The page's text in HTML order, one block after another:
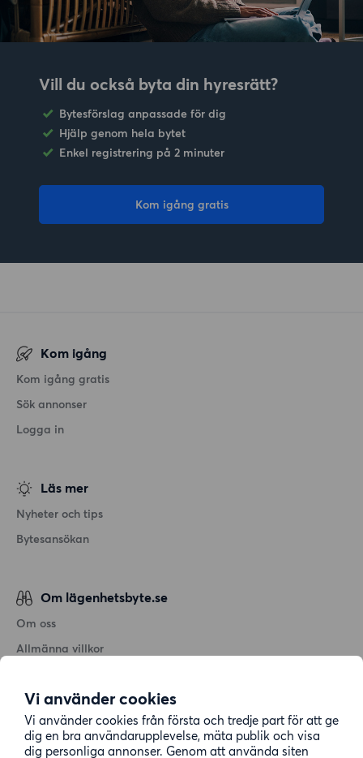
Vi använder cookies
Vi använder cookies från första och tredje part för att ge
dig en bra användarupplevelse, mäta publik och visa
dig personliga annonser. Genom att använda siten
Vill du också byta din hyresrätt?
Bytesförslag anpassade för dig
Hjälp genom hela bytet
Enkel registrering på 2 minuter
Kom igång gratis
Kom igång
Kom igång gratis
Sök annonser
Logga in
Läs mer
Nyheter och tips
Bytesansökan
Om lägenhetsbyte.se
Om oss
Allmänna villkor
Cookiepolicy
Sitemap